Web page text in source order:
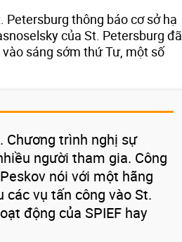
Petersburg thông báo cơ sở hạ
của St. Petersburg đã
sáng sớm thứ Tư, một số
Chương trình nghị sự
người tham gia. Công
nói với một hãng
vụ tấn công vào St.
động của SPIEF hay